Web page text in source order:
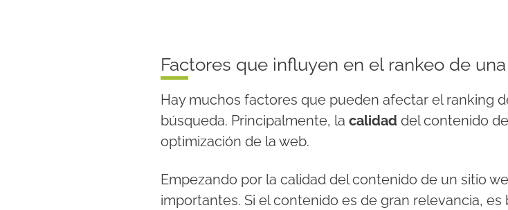
Factores que influyen en el rankeo de
Hay muchos factores que pueden afectar el ranking
búsqueda. Principalmente, la calidad del contenido
optimización de la web.
Empezando por la calidad del contenido de un sitio
importantes. Si el contenido es de gran relevancia,